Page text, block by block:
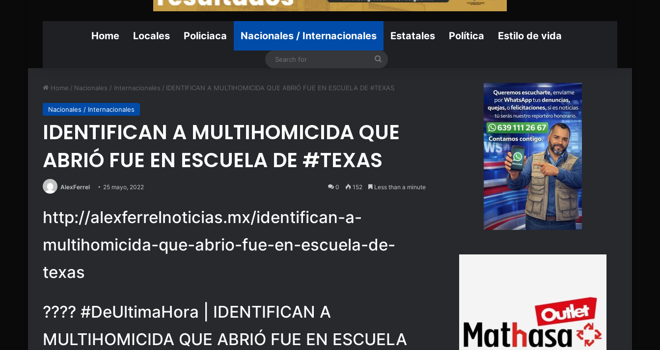
Home Locales Policiaca Nacionales / Internacionales Estatales Política Estilo de vida
Search
Home / Nacionales / Internacionales / IDENTIFICAN A MULTIHOMICIDA QUE ABRIÓ FUE EN ESCUELA DE #TEXAS
Nacionales / Internacionales
IDENTIFICAN A MULTIHOMICIDA QUE
ABRIÓ FUE EN ESCUELA DE #TEXAS
AlexFerrel 25 mayo, 2022 0 152 Less than a minute
http://alexferrelnoticias.mx/identifican-a-
multihomicida-que-abrio-fue-en-escuela-de-
texas
???? #DeUltimaHora | IDENTIFICAN A
MULTIHOMICIDA QUE ABRIÓ FUE EN ESCUELA